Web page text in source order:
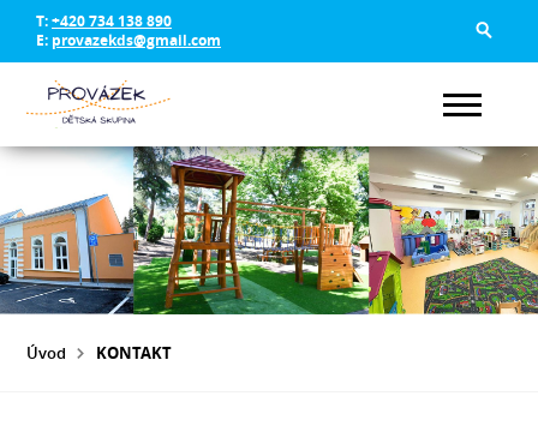
T:+420 734 138 890
E: provazekds@gmail.com
Úvod KONTAKT